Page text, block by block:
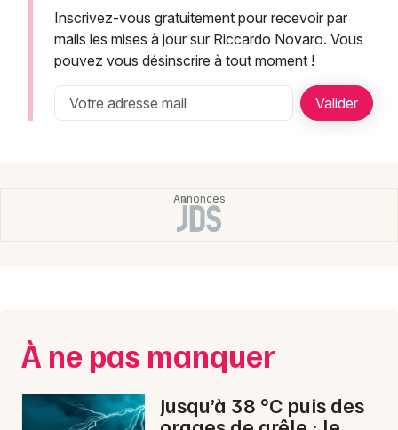
Manifestations
Foires & salons
Spectacles
Sorties & loisirs
Mulhouse
Nantes
Inscrivez-vous gratuitement pour recevoir par
mails les mises à jour sur Riccardo Novaro. Vous
pouvez vous désinscrire à tout moment !
À ne pas manquer
Jusqu’à 38 °C puis des